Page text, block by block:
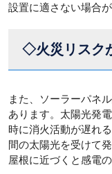
設置に適さない場合
◇火災リスク
また、ソーラーパネ
あります。太陽光発
時に消火活動が遅れ
間の太陽光を受けて
屋根に近づくと感電